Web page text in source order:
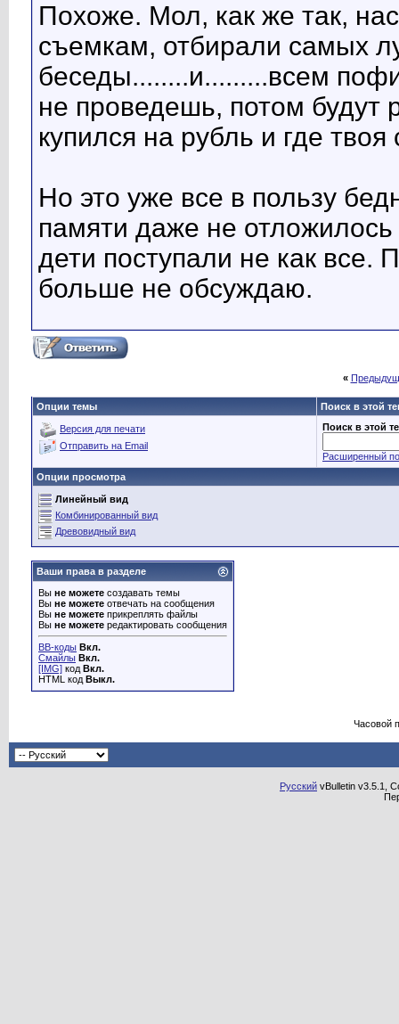
Похоже. Мол, как же так,
съемкам, отбирали самых
беседы........и.........всем
не проведешь, потом будут
купился на рубль и где твоя
Но это уже все в пользу
памяти даже не отложилось
дети поступали не как все.
больше не обсуждаю.
«
Опции темы Поиск в этой
Версия для печати
Отправить на Email
Поиск в этой
Расширенный
Опции просмотра
Линейный вид
Комбинированный вид
Древовидный вид
Ваши права в разделе
Вы не можете создавать темы
Вы не можете отвечать на сообщения
Вы не можете прикреплять файлы
Вы не можете редактировать сообщения
BB-коды Вкл.
Смайлы Вкл.
[IMG] код Вкл.
HTML код Выкл.
Часовой
Русский vBulletin v3.5.1,